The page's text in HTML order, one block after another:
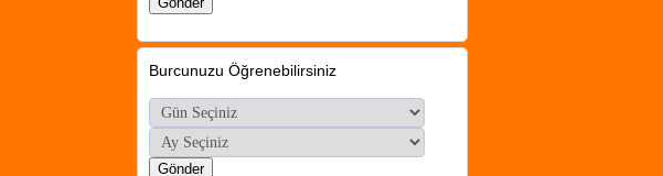
Burcunuzu Öğrenebilirsiniz